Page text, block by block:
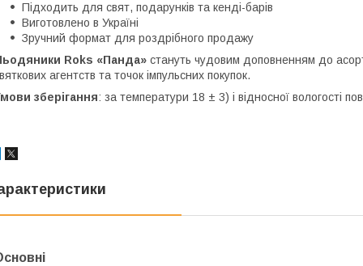
Підходить для свят, подарунків та кенді-барів
Виготовлено в Україні
Зручний формат для роздрібного продажу
Roks «Панда» стануть чудовим доповненням до
агентств та точок імпульсних покупок.
зберігання: за температури 18 ± 3) і відносної вологості